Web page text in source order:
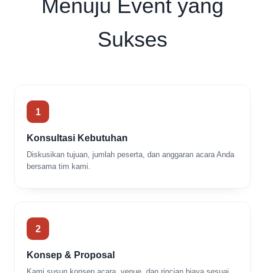
Menuju Event yang
Sukses
1
Konsultasi Kebutuhan
Diskusikan tujuan, jumlah peserta, dan anggaran acara Anda
bersama tim kami.
2
Konsep & Proposal